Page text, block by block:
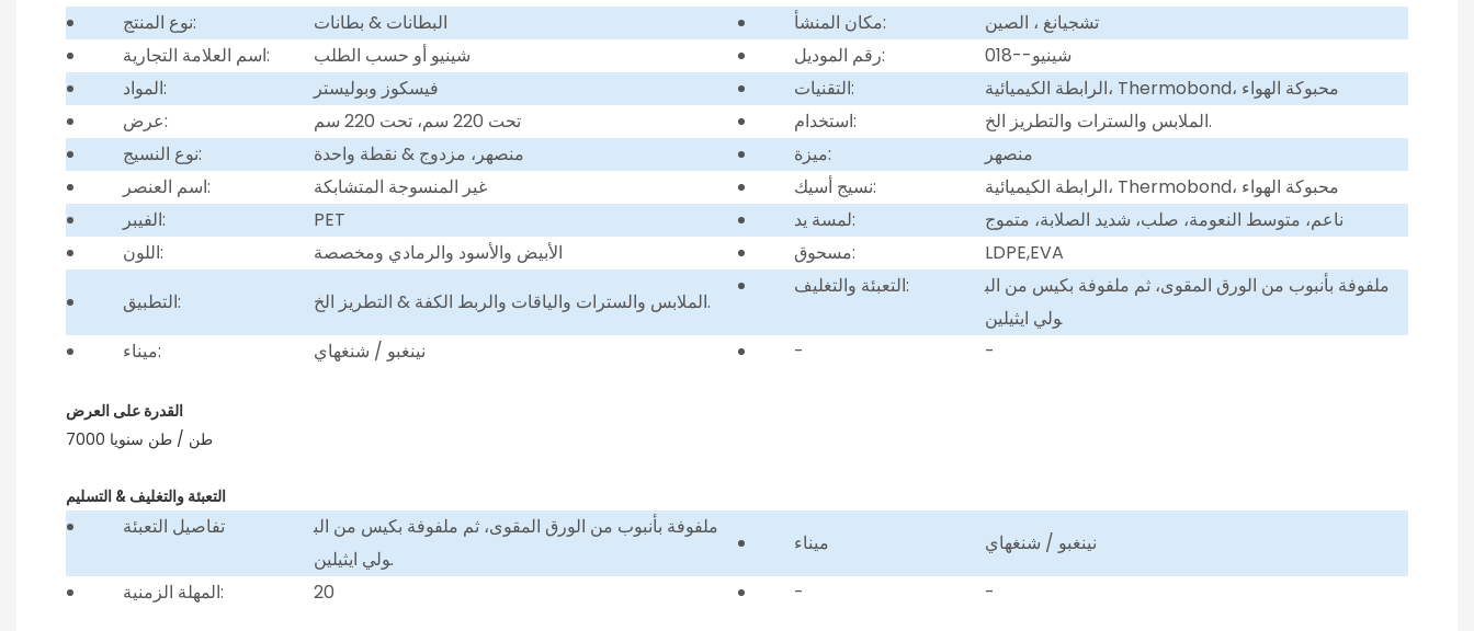
نوع المنتج: البطانات & بطانات مكان المنشأ:
تشجيانغ ، الصين
اسم العلامة التجارية:
شينيو أو حسب الطلب رقم الموديل:
شينيو--018
المواد:
فيسكوز وبوليستر التقنيات:
الرابطة الكيميائية، Thermobond، محبوكة الهواء
عرض:
تحت 220 سم، تحت 220 سم استخدام:
الملابس والسترات والتطريز الخ.
نوع النسيج:
منصهر، مزدوج & نقطة واحدة ميزة:
منصهر
اسم العنصر:
غير المنسوجة المتشابكة نسيج أسيك:
الرابطة الكيميائية، Thermobond، محبوكة الهواء
الفيبر:
PET لمسة يد:
ناعم، متوسط ​​النعومة، صلب، شديد الصلابة، متموج
اللون:
الأبيض والأسود والرمادي ومخصصة مسحوق:
LDPE,EVA
التطبيق:
الملابس والسترات والياقات والربط الكفة & التطريز الخ.
التعبئة والتغليف:
ملفوفة بأنبوب من الورق المقوى، ثم ملفوفة بكيس من الب
ولي ايثيلين
ميناء:
نينغبو / شنغهاي - -
القدرة على العرض
7000 طن / طن سنويا
التعبئة والتغليف & التسليم
تفاصيل التعبئة
ملفوفة بأنبوب من الورق المقوى، ثم ملفوفة بكيس من الب
ولي ايثيلين.
ميناء
نينغبو / شنغهاي
المهلة الزمنية:
20 - -